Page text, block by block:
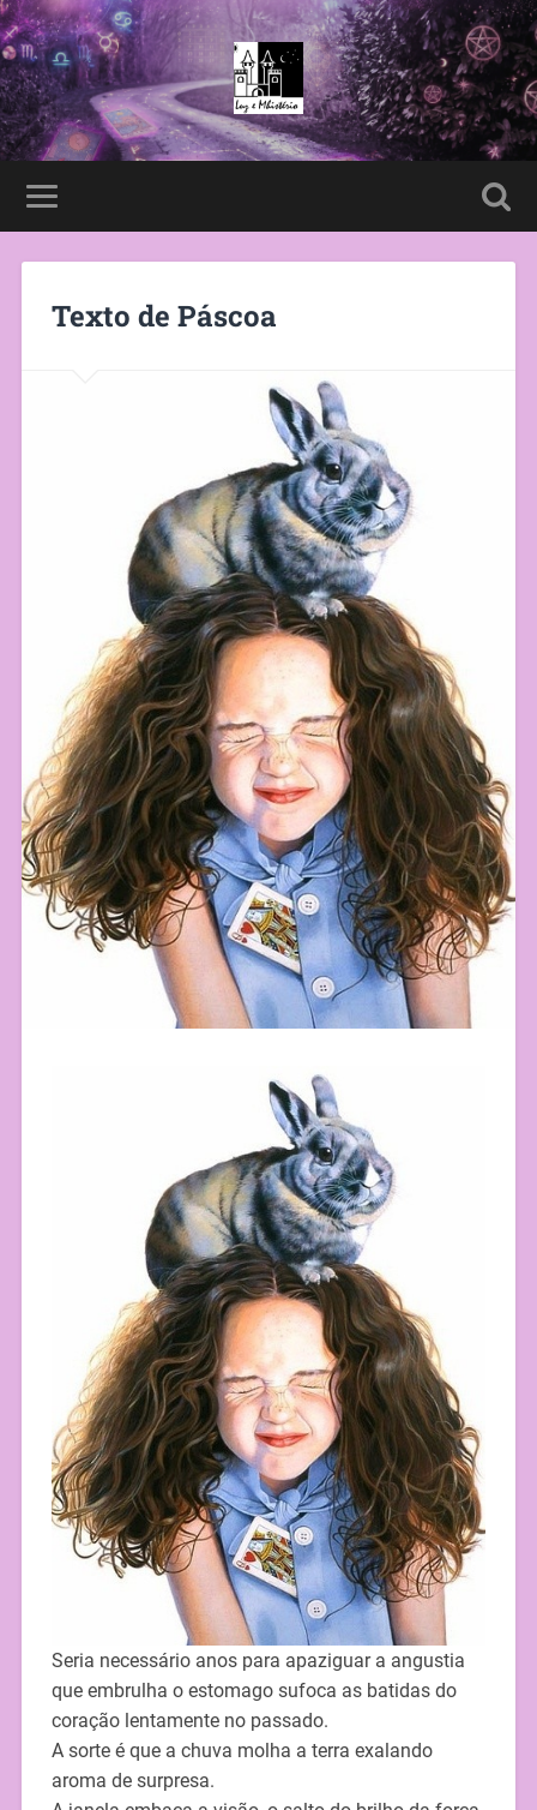
Texto de Páscoa
Seria necessário anos para apaziguar a angustia
que embrulha o estomago sufoca as batidas do
coração lentamente no passado.
A sorte é que a chuva molha a terra exalando
aroma de surpresa.